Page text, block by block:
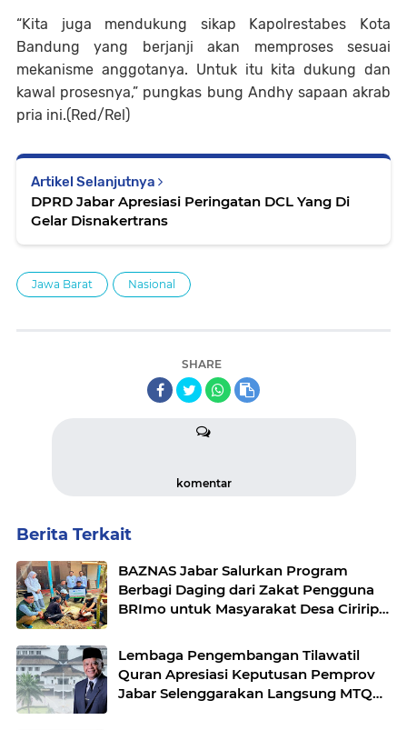
“Kita juga mendukung sikap Kapolrestabes Kota
Bandung yang berjanji akan memproses sesuai
mekanisme anggotanya. Untuk itu kita dukung dan
kawal prosesnya,” pungkas bung Andhy sapaan akrab
pria ini.(Red/Rel)
Artikel Selanjutnya
DPRD Jabar Apresiasi Peringatan DCL Yang Di
Gelar Disnakertrans
Jawa Barat Nasional
SHARE
komentar
Berita Terkait
BAZNAS Jabar Salurkan Program
Berbagi Daging dari Zakat Pengguna
BRImo untuk Masyarakat Desa Ciririp
Lembaga Pengembangan Tilawatil
Quran Apresiasi Keputusan Pemprov
Jabar Selenggarakan Langsung MTQ